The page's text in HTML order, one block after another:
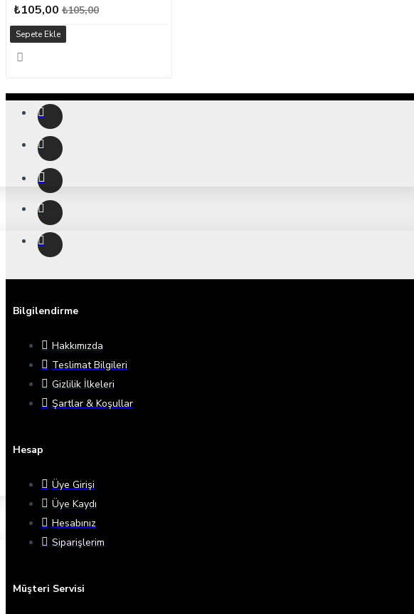
₺105,00 ₺105,00
Sepete Ekle
Bilgilendirme
Hakkımızda
Teslimat Bilgileri
Gizlilik İlkeleri
Şartlar & Koşullar
Hesap
Üye Girişi
Üye Kaydı
Hesabınız
Siparişlerim
Müşteri Servisi